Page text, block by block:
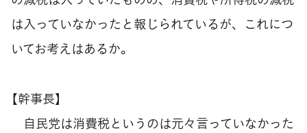
は入っていなかったと報じられているが、これにつ
いてお考えはあるか。
【幹事長】
自民党は消費税というのは元々言っていなかった